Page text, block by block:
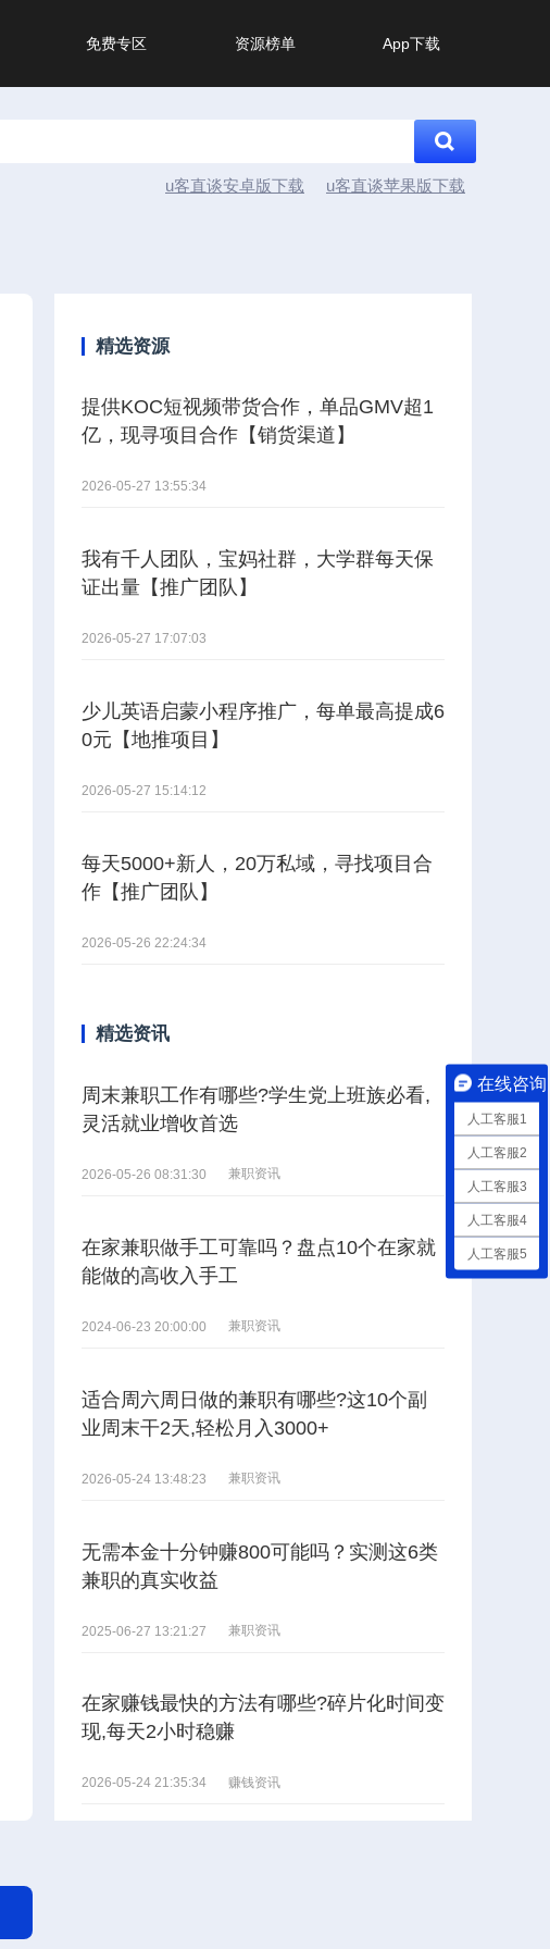
免费专区 资源榜单 App下载
u客直谈安卓版下载 u客直谈苹果版下载
精选资源
提供KOC短视频带货合作，单品GMV超1
亿，现寻项目合作【销货渠道】
2026-05-27 13:55:34
我有千人团队，宝妈社群，大学群每天保
证出量【推广团队】
2026-05-27 17:07:03
少儿英语启蒙小程序推广，每单最高提成6
0元【地推项目】
2026-05-27 15:14:12
每天5000+新人，20万私域，寻找项目合
作【推广团队】
2026-05-26 22:24:34
精选资讯
周末兼职工作有哪些?学生党上班族必看,
灵活就业增收首选
2026-05-26 08:31:30 兼职资讯
在家兼职做手工可靠吗？盘点10个在家就
能做的高收入手工
2024-06-23 20:00:00 兼职资讯
适合周六周日做的兼职有哪些?这10个副
业周末干2天,轻松月入3000+
2026-05-24 13:48:23 兼职资讯
无需本金十分钟赚800可能吗？实测这6类
兼职的真实收益
2025-06-27 13:21:27 兼职资讯
在家赚钱最快的方法有哪些?碎片化时间变
现,每天2小时稳赚
2026-05-24 21:35:34 赚钱资讯
在线咨询
人工客服1
人工客服2
人工客服3
人工客服4
人工客服5